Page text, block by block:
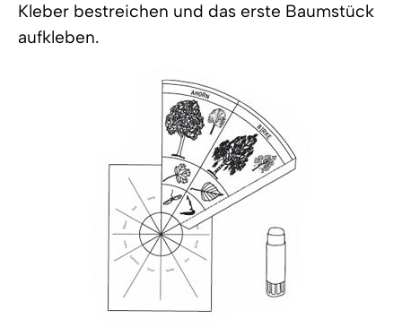
Kleber bestreichen und das erste Baumstück
aufkleben.